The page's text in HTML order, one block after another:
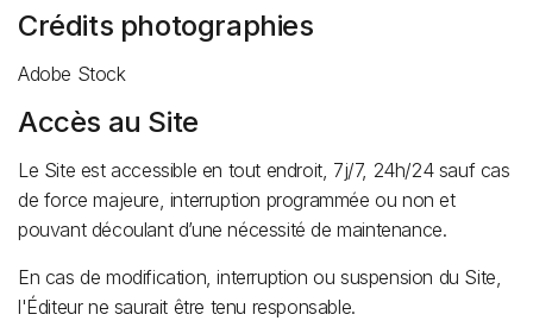
Crédits photographies
Adobe Stock
Accès au Site
Le Site est accessible en tout endroit, 7j/7, 24h/24 sauf cas
de force majeure, interruption programmée ou non et
pouvant découlant d’une nécessité de maintenance.
En cas de modification, interruption ou suspension du Site,
l'Éditeur ne saurait être tenu responsable.